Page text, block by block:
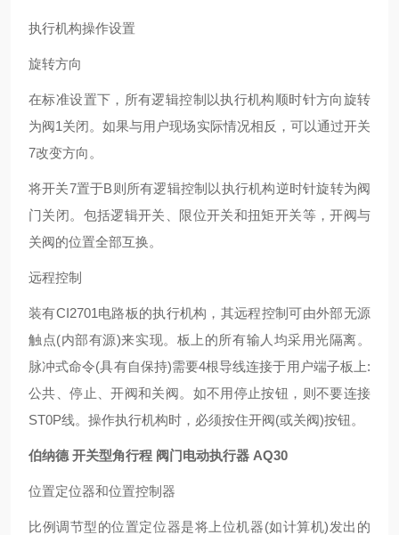
执行机构操作设置
旋转方向
在标准设置下，所有逻辑控制以执行机构顺时针方向旋转
为阀1关闭。如果与用户现场实际情况相反，可以通过开关
7改变方向。
将开关7置于B则所有逻辑控制以执行机构逆时针旋转为阀
门关闭。包括逻辑开关、限位开关和扭矩开关等，开阀与
关阀的位置全部互换。
远程控制
装有CI2701电路板的执行机构，其远程控制可由外部无源
触点(内部有源)来实现。板上的所有输人均采用光隔离。
脉冲式命令(具有自保持)需要4根导线连接于用户端子板上:
公共、停止、开阀和关阀。如不用停止按钮，则不要连接
ST0P线。操作执行机构时，必须按住开阀(或关阀)按钮。
伯纳德 开关型角行程 阀门电动执行器 AQ30
位置定位器和位置控制器
比例调节型的位置定位器是将上位机器(如计算机)发出的